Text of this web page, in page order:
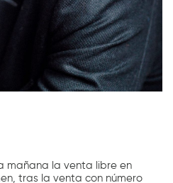
mañana la venta libre en
tras la venta con número